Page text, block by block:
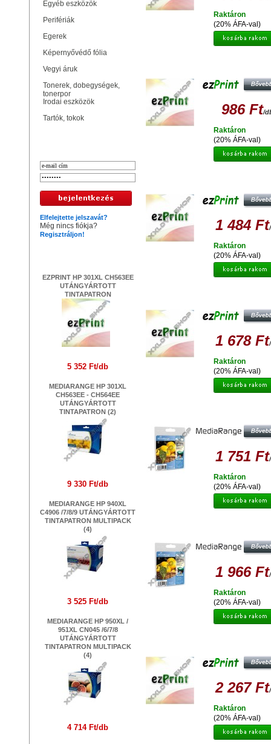
Egyéb eszközök
Perifériák
Egerek
Képernyővédő fólia
Vegyi áruk
Tonerek, dobegységek,
tonerpor
Irodai eszközök
Tartók, tokok
Elfelejtette jelszavát?
Még nincs fiókja?
Regisztráljon!
EZPRINT HP 301XL CH563EE
UTÁNGYÁRTOTT
TINTAPATRON
5 352 Ft/db
MEDIARANGE HP 301XL
CH563EE - CH564EE
UTÁNGYÁRTOTT
TINTAPATRON (2)
9 330 Ft/db
MEDIARANGE HP 940XL
C4906 /7/8/9 UTÁNGYÁRTOTT
TINTAPATRON MULTIPACK
(4)
3 525 Ft/db
MEDIARANGE HP 950XL /
951XL CN045 /6/7/8
UTÁNGYÁRTOTT
TINTAPATRON MULTIPACK
(4)
4 714 Ft/db
(20% ÁFA-val)
Raktáron
986 Ft/
(20% ÁFA-val)
Raktáron
1 484 Ft
(20% ÁFA-val)
Raktáron
1 678 Ft
(20% ÁFA-val)
Raktáron
1 751 Ft
(20% ÁFA-val)
Raktáron
1 966 Ft
(20% ÁFA-val)
Raktáron
2 267 Ft
(20% ÁFA-val)
Raktáron